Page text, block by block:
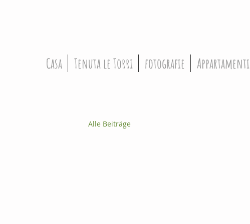
Casa Tenuta le Torri fotografie Appartamenti
Alle Beiträge